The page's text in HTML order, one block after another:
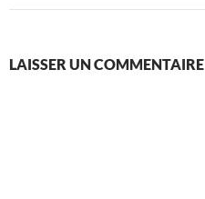
LAISSER UN COMMENTAIRE